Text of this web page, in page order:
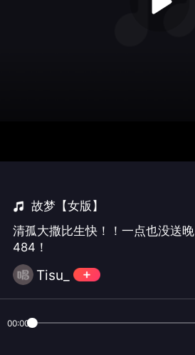
故梦【女版】
清孤大撒比生快！！一点也没送晚
484！
Tisu_
00:00